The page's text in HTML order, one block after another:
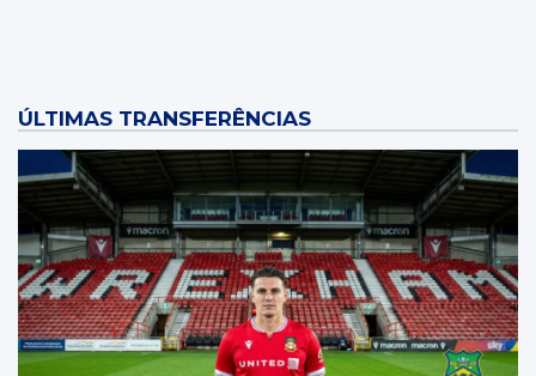
ÚLTIMAS TRANSFERÊNCIAS